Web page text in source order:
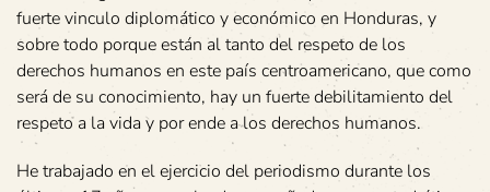
fuerte vinculo diplomático y económico en Honduras, y
sobre todo porque están al tanto del respeto de los
derechos humanos en este país centroamericano, que como
será de su conocimiento, hay un fuerte debilitamiento del
respeto a la vida y por ende a los derechos humanos.
He trabajado en el ejercicio del periodismo durante los